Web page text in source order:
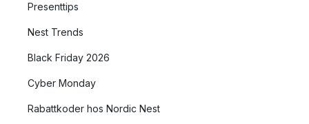
Presenttips
Nest Trends
Black Friday 2026
Cyber Monday
Rabattkoder hos Nordic Nest